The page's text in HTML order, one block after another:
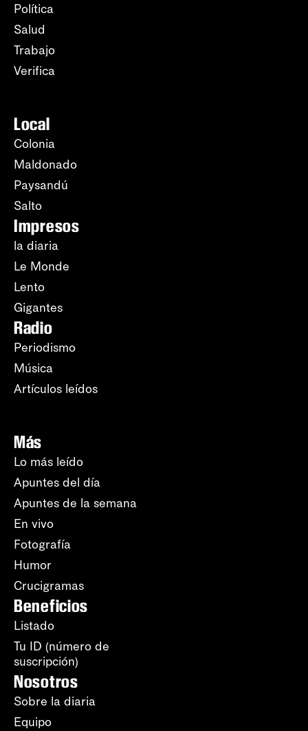
Política
Salud
Trabajo
Verifica
Local
Colonia
Maldonado
Paysandú
Salto
Impresos
la diaria
Le Monde
Lento
Gigantes
Radio
Periodismo
Música
Artículos leídos
Más
Lo más leído
Apuntes del día
Apuntes de la semana
En vivo
Fotografía
Humor
Crucigramas
Beneficios
Listado
Tu ID (número de
suscripción)
Nosotros
Sobre la diaria
Equipo